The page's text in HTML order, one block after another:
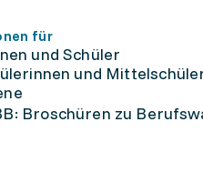
für
und Schüler
und
Broschüren zu